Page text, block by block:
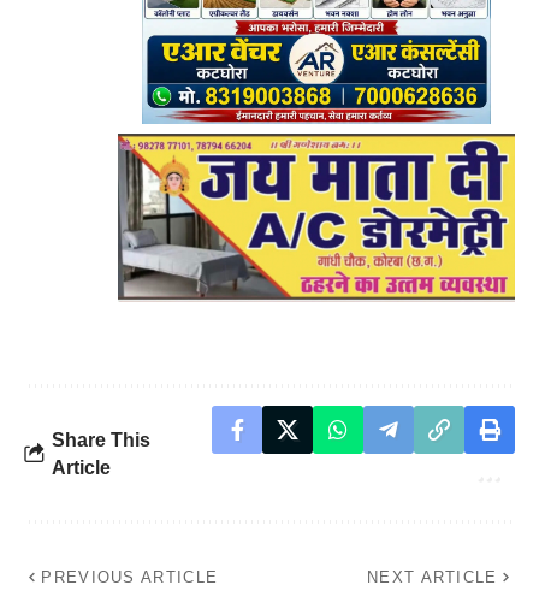
Share This
Article
PREVIOUS ARTICLE NEXT ARTICLE